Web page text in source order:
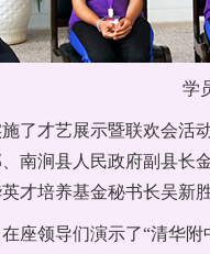
学
了才艺展示暨联欢会
南涧县人民政府副县
才培养基金秘书长吴新
座领导们演示了“清华